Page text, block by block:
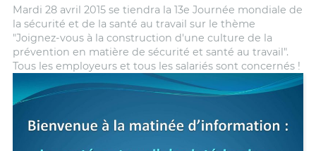
Mardi 28 avril 2015 se tiendra la 13e Journée mondiale de
la sécurité et de la santé au travail sur le thème
"Joignez-vous à la construction d'une culture de la
prévention en matière de sécurité et santé au travail".
Tous les employeurs et tous les salariés sont concernés !